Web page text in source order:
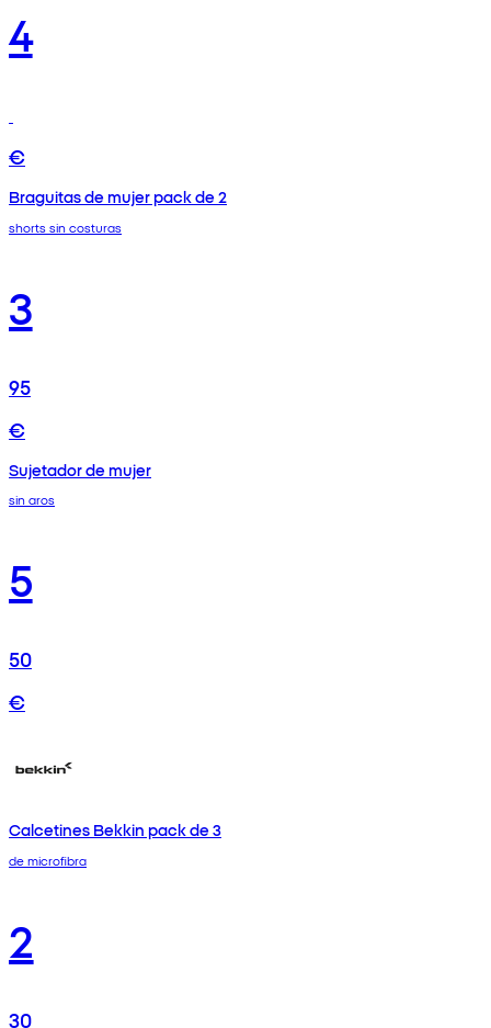
4
€
Braguitas de mujer pack de 2
shorts sin costuras
3
95
€
Sujetador de mujer
sin aros
5
50
€
Calcetines Bekkin pack de 3
de microfibra
2
30